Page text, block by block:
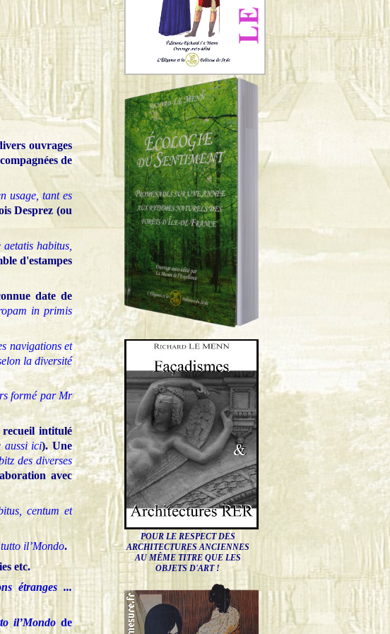
ouvrages
de
usage, tant es
Desprez (ou
habitus,
d'estampes
date de
in primis
navigations et
la diversité
formé par Mr
intitulé
aussi ici). Une
des diverses
avec
centum et
il’Mondo.
etc.
étranges ...
il’Mondo de
POUR LE RESPECT DES
ARCHITECTURES ANCIENNES
AU MÊME TITRE QUE LES
OBJETS D'ART !